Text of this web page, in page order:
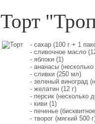
Торт
- сахар (100 г + 1
- сливочное масло
- яблоки (1)
- ананасы
- сливки (250 мл)
- зеленый виноград
- желатин (12 г)
- персик (несколько
- киви (1)
- печенье
- творог (мягкий 500